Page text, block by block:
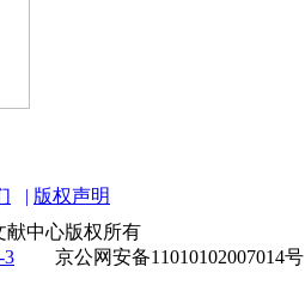
版权声明
献中心版权所有
3
京公网安备11010102007014号